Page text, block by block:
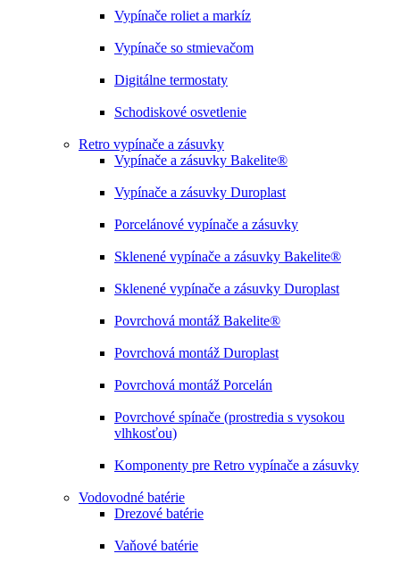
Vypínače roliet a markíz
Vypínače so stmievačom
Digitálne termostaty
Schodiskové osvetlenie
Retro vypínače a zásuvky
Vypínače a zásuvky Bakelite®
Vypínače a zásuvky Duroplast
Porcelánové vypínače a zásuvky
Sklenené vypínače a zásuvky Bakelite®
Sklenené vypínače a zásuvky Duroplast
Povrchová montáž Bakelite®
Povrchová montáž Duroplast
Povrchová montáž Porcelán
Povrchové spínače (prostredia s vysokou
vlhkosťou)
Komponenty pre Retro vypínače a zásuvky
Vodovodné batérie
Drezové batérie
Vaňové batérie